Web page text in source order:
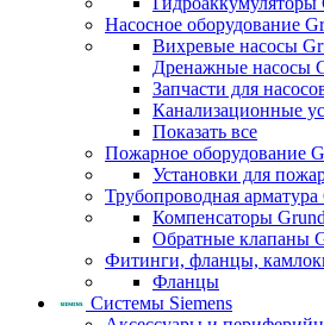
Насосное оборудование
Вихревые насосы
Дренажные насосы
Запчасти для
Канализационные
Показать все
Пожарное оборудование
Установки для
Трубопроводная арматура
Компенсаторы
Обратные клапаны
Фитинги, фланцы,
Фланцы
Системы Siemens